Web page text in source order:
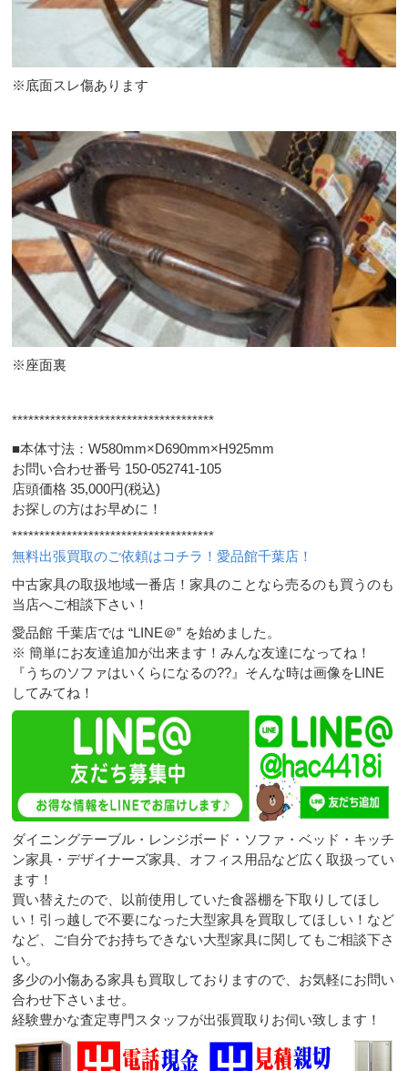
※底面スレ傷あります
※座面裏
*************************************
■本体寸法：W580mm×D690mm×H925mm
お問い合わせ番号 150-052741-105
店頭価格 35,000円(税込)
お探しの方はお早めに！
*************************************
無料出張買取のご依頼はコチラ！愛品館千葉店！
中古家具の取扱地域一番店！家具のことなら売るのも買うのも
当店へご相談下さい！
愛品館 千葉店では “LINE＠” を始めました。
※ 簡単にお友達追加が出来ます！みんな友達になってね！
『うちのソファはいくらになるの??』そんな時は画像をLINE
してみてね！
ダイニングテーブル・レンジボード・ソファ・ベッド・キッチ
ン家具・デザイナーズ家具、オフィス用品など広く取扱ってい
ます！
買い替えたので、以前使用していた食器棚を下取りしてほし
い！引っ越しで不要になった大型家具を買取してほしい！など
など、ご自分でお持ちできない大型家具に関してもご相談下さ
い。
多少の小傷ある家具も買取しておりますので、お気軽にお問い
合わせ下さいませ。
経験豊かな査定専門スタッフが出張買取りお伺い致します！